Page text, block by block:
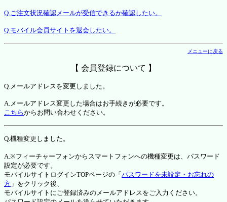
Q.ご注文状況確認メールが受信できるか確認したい。
Q.モバイル会員サイトを退会したい。
メニューに戻る
【 会員登録について 】
Q.メールアドレスを変更しました。
A.メールアドレス変更した場合はお手続きが必要です。
こちらからお問い合わせください。
Q.機種変更しました。
A.※フィーチャーフォンからスマートフォンへの機種変更は、パスワード
設定が必要です。
モバイルサイトログインTOPページの「 パスワードを未設定・お忘れの
方 」をクリック後、
モバイルサイトにご登録済みのメールアドレスをご入力ください。